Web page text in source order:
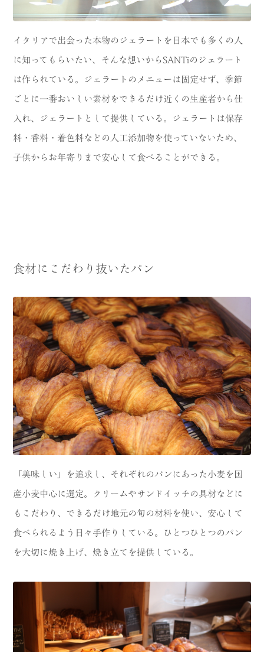
イタリアで出会った本物のジェラートを日本でも多くの人
に知ってもらいたい、そんな想いからSANTiのジェラート
は作られている。ジェラートのメニューは固定せず、季節
ごとに一番おいしい素材をできるだけ近くの生産者から仕
入れ、ジェラートとして提供している。ジェラートは保存
料・香料・着色料などの人工添加物を使っていないため、
子供からお年寄りまで安心して食べることができる。
食材にこだわり抜いたパン
「美味しい」を追求し、それぞれのパンにあった小麦を国
産小麦中心に選定。クリームやサンドイッチの具材などに
もこだわり、できるだけ地元の旬の材料を使い、安心して
食べられるよう日々手作りしている。ひとつひとつのパン
を大切に焼き上げ、焼き立てを提供している。